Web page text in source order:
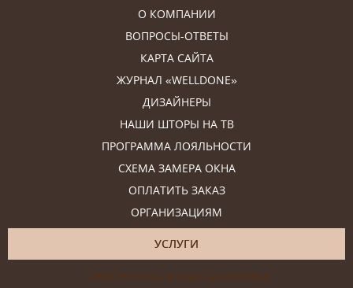
О КОМПАНИИ
ВОПРОСЫ-ОТВЕТЫ
КАРТА САЙТА
ЖУРНАЛ «WELLDONE»
ДИЗАЙНЕРЫ
НАШИ ШТОРЫ НА ТВ
ПРОГРАММА ЛОЯЛЬНОСТИ
СХЕМА ЗАМЕРА ОКНА
ОПЛАТИТЬ ЗАКАЗ
ОРГАНИЗАЦИЯМ
УСЛУГИ
Онлайн-консультация дизайнера